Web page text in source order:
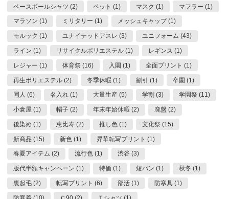
ベースボールシャツ (2) ペット (1) マスク (1) マフラー (1)
マラソン (1) ミリタリー (1) メッシュキャップ (1)
モルック (1) ユナイテッドアスレ (3) ユニフォーム (43)
ライン (1) リサイクルポリエステル (1) レギンス (1)
レジャー (1) 体育祭 (16) 入園 (1) 全面プリント (1)
再生ポリエステル (2) 冬季休暇 (1) 割引 (1) 卒園 (1)
同人 (6) 名入れ (1) 大量生産 (5) 学割 (3) 学園祭 (11)
小倉屋 (1) 帽子 (2) 年末年始休暇 (2) 廃盤 (2)
後染め (1) 恵比寿 (2) 推し色 (1) 文化祭 (15)
新商品 (15) 新色 (1) 昇華転写プリント (1)
春夏アイテム (2) 流行色 (1) 渋谷 (3)
版代半額キャンペーン (1) 特価 (1) 短パン (1) 秋冬 (1)
裏起毛 (2) 転写プリント (6) 部活 (1) 防寒具 (1)